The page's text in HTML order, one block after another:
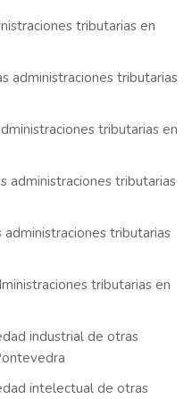
tributarias en
administraciones tributarias
tributarias en
administraciones tributarias
tributarias
tributarias en
industrial de otras
intelectual de otras